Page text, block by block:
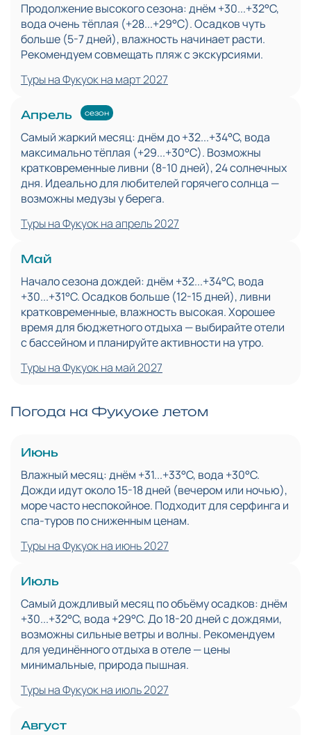
Продолжение высокого сезона: днём +30...+32°C,
вода очень тёплая (+28...+29°C). Осадков чуть
больше (5-7 дней), влажность начинает расти.
Рекомендуем совмещать пляж с экскурсиями.
Туры на Фукуок на март 2027
Апрель сезон
Самый жаркий месяц: днём до +32...+34°C, вода
максимально тёплая (+29...+30°C). Возможны
кратковременные ливни (8-10 дней), 24 солнечных
дня. Идеально для любителей горячего солнца —
возможны медузы у берега.
Туры на Фукуок на апрель 2027
Май
Начало сезона дождей: днём +32...+34°C, вода
+30...+31°C. Осадков больше (12-15 дней), ливни
кратковременные, влажность высокая. Хорошее
время для бюджетного отдыха — выбирайте отели
с бассейном и планируйте активности на утро.
Туры на Фукуок на май 2027
Погода на Фукуоке летом
Июнь
Влажный месяц: днём +31...+33°C, вода +30°C.
Дожди идут около 15-18 дней (вечером или ночью),
море часто неспокойное. Подходит для серфинга и
спа-туров по сниженным ценам.
Туры на Фукуок на июнь 2027
Июль
Самый дождливый месяц по объёму осадков: днём
+30...+32°C, вода +29°C. До 18-20 дней с дождями,
возможны сильные ветры и волны. Рекомендуем
для уединённого отдыха в отеле — цены
минимальные, природа пышная.
Туры на Фукуок на июль 2027
Август